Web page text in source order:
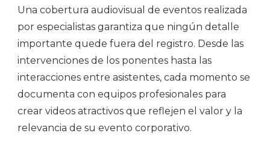
Una cobertura audiovisual de eventos realizada
por especialistas garantiza que ningún detalle
importante quede fuera del registro. Desde las
intervenciones de los ponentes hasta las
interacciones entre asistentes, cada momento se
documenta con equipos profesionales para
crear videos atractivos que reflejen el valor y la
relevancia de su evento corporativo.